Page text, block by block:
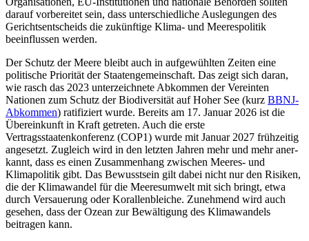
darauf vorbereitet sein, dass unterschiedliche Auslegungen des
Gerichtsentscheids die zukünftige Klima- und Meerespolitik
beeinflussen werden.
Der Schutz der Meere bleibt auch in auf­gewühlten Zeiten eine
politische Priorität der Staatengemeinschaft. Das zeigt sich daran,
wie rasch das 2023 unterzeichnete Abkommen der Vereinten
Nationen zum Schutz der Biodiversität auf Hoher See (kurz BBNJ-
Abkommen) ratifiziert wurde. Bereits am 17. Januar 2026 ist die
Übereinkunft in Kraft getreten. Auch die erste
Vertragsstaatenkonferenz (COP1) wurde mit Januar 2027 frühzeitig
angesetzt. Zugleich wird in den letzten Jahren mehr und mehr aner­
kannt, dass es einen Zusammenhang zwi­schen Meeres- und
Klimapolitik gibt. Das Bewusstsein gilt dabei nicht nur den Risi­ken,
die der Klimawandel für die Meeres­umwelt mit sich bringt, etwa
durch Ver­sauerung oder Korallenbleiche. Zunehmend wird auch
gesehen, dass der Ozean zur Bewältigung des Klimawandels
beitragen kann.